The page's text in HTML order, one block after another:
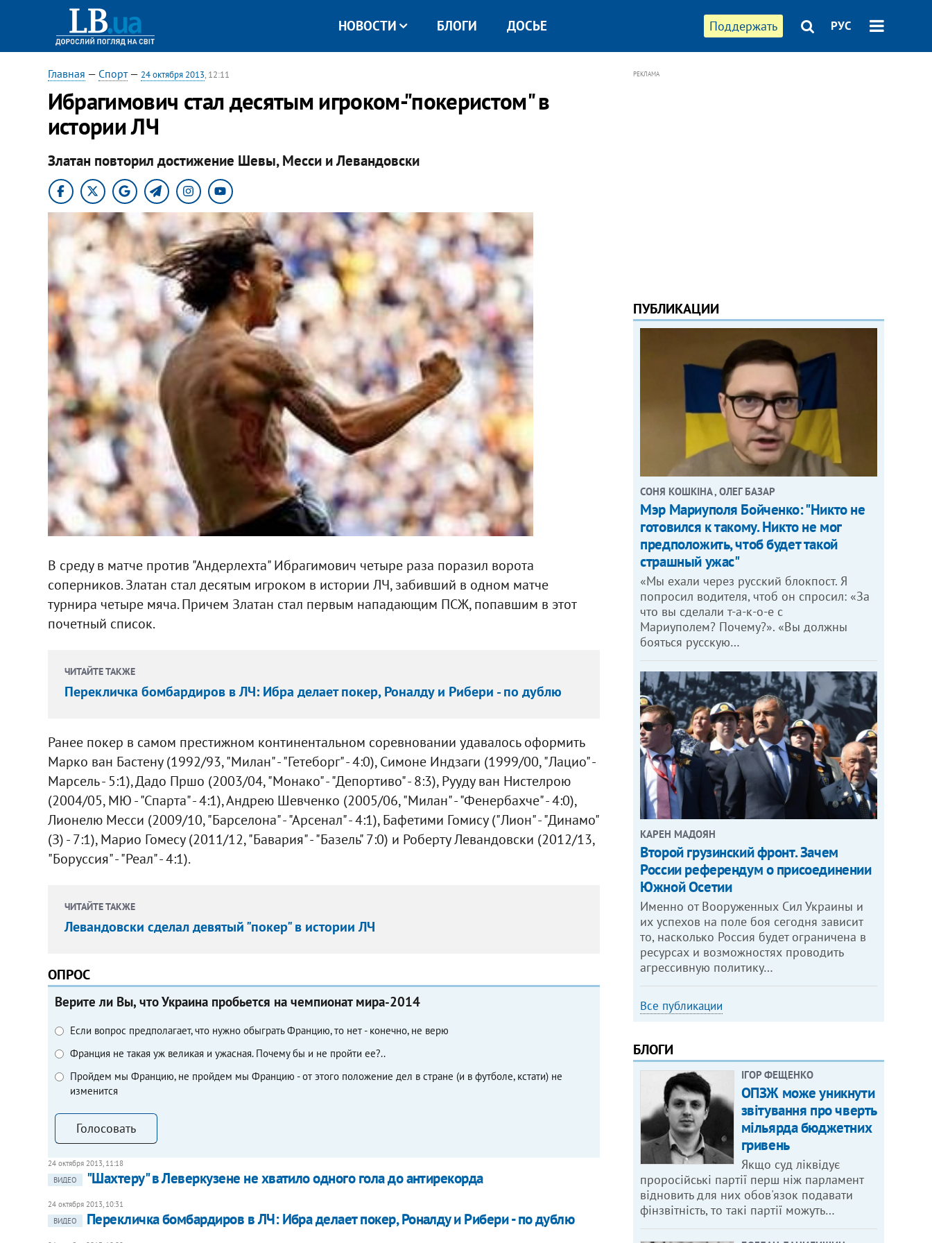
Поддержать РУС
НОВОСТИ БЛОГИ ДОСЬЕ
Главная — Спорт— 24 октября 2013, 12:11
Ибрагимович стал десятым игроком-"покеристом" в
истории ЛЧ
Златан повторил достижение Шевы, Месси и Левандовски
В среду в матче против "Андерлехта" Ибрагимович четыре раза поразил ворота
соперников. Златан стал десятым игроком в истории ЛЧ, забивший в одном матче
турнира четыре мяча. Причем Златан стал первым нападающим ПСЖ, попавшим в этот
почетный список.
ЧИТАЙТЕ ТАКЖЕ
Перекличка бомбардиров в ЛЧ: Ибра делает покер, Роналду и Рибери - по дублю
Ранее покер в самом престижном континентальном соревновании удавалось оформить
Марко ван Бастену (1992/93, "Милан" - "Гетеборг" - 4:0), Симоне Индзаги (1999/00, "Лацио" -
Марсель - 5:1), Дадо Пршо (2003/04, "Монако" - "Депортиво" - 8:3), Рууду ван Нистелрою
(2004/05, МЮ - "Спарта" - 4:1), Андрею Шевченко (2005/06, "Милан" - "Фенербахче" - 4:0),
Лионелю Месси (2009/10, "Барселона" - "Арсенал" - 4:1), Бафетими Гомису ("Лион" - "Динамо"
(З) - 7:1), Марио Гомесу (2011/12, "Бавария" - "Базель" 7:0) и Роберту Левандовски (2012/13,
"Боруссия" - "Реал" - 4:1).
ЧИТАЙТЕ ТАКЖЕ
Левандовски сделал девятый "покер" в истории ЛЧ
ОПРОС
Верите ли Вы, что Украина пробьется на чемпионат мира-2014
Если вопрос предполагает, что нужно обыграть Францию, то нет - конечно, не верю
Франция не такая уж великая и ужасная. Почему бы и не пройти ее?..
Пройдем мы Францию, не пройдем мы Францию - от этого положение дел в стране (и в футболе, кстати) не
изменится
Голосовать
24 октября 2013, 11:18
ВИДЕО
"Шахтеру" в Леверкузене не хватило одного гола до антирекорда
24 октября 2013, 10:31
ВИДЕО
Перекличка бомбардиров в ЛЧ: Ибра делает покер, Роналду и Рибери - по дублю
РЕКЛАМА
ПУБЛИКАЦИИ
СОНЯ КОШКІНА , ОЛЕГ БАЗАР
Мэр Мариуполя Бойченко: "Никто не
готовился к такому. Никто не мог
предположить, чтоб будет такой
страшный ужас"
«Мы ехали через русский блокпост. Я
попросил водителя, чтоб он спросил: «За
что вы сделали т-а-к-о-е с
Мариуполем? Почему?». «Вы должны
бояться русскую…
КАРЕН МАДОЯН
Второй грузинский фронт. Зачем
России референдум о присоединении
Южной Осетии
Именно от Вооруженных Сил Украины и
их успехов на поле боя сегодня зависит
то, насколько Россия будет ограничена в
ресурсах и возможностях проводить
агрессивную политику…
Все публикации
БЛОГИ
ІГОР ФЕЩЕНКО
ОПЗЖ може уникнути
звітування про чверть
мільярда бюджетних
гривень
Якщо суд ліквідує
проросійські партії перш ніж парламент
відновить для них обов'язок подавати
фінзвітність, то такі партії можуть…